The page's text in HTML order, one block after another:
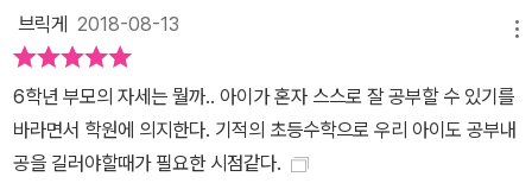
브릭게 2018-08-13
6학년 부모의 자세는 뭘까.. 아이가 혼자 스스로 잘 공부할 수 있기를
바라면서 학원에 의지한다. 기적의 초등수학으로 우리 아이도 공부내
공을 길러야할때가 필요한 시점같다.